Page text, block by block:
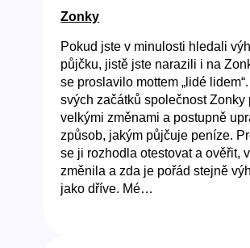
Zonky
Pokud jste v minulosti hledali
půjčku, jistě jste narazili i na
se proslavilo mottem „lidé lidem“.
svých začátků společnost Zonky
velkými změnami a postupně
způsob, jakým půjčuje peníze.
se ji rozhodla otestovat a ověřit,
změnila a zda je pořád stejně
jako dříve. Mé…